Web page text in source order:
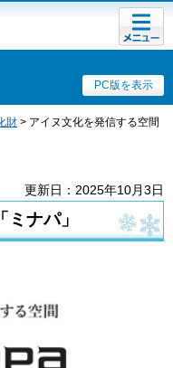
PC版を表示
メニュ
ー
財 > アイヌ文化を発信する空間
更新日：2025年10月3日
ナパ」